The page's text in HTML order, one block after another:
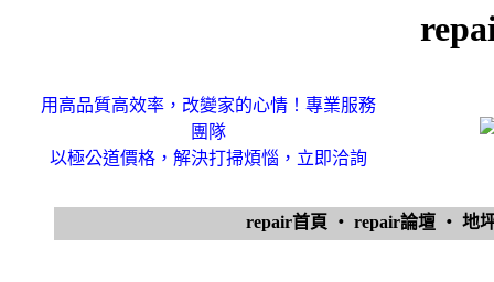
用高品質高效率，改變家的心情！專業服務
團隊
以極公道價格，解決打掃煩惱，立即洽詢
repair首頁 ‧ repair論壇 ‧ 地